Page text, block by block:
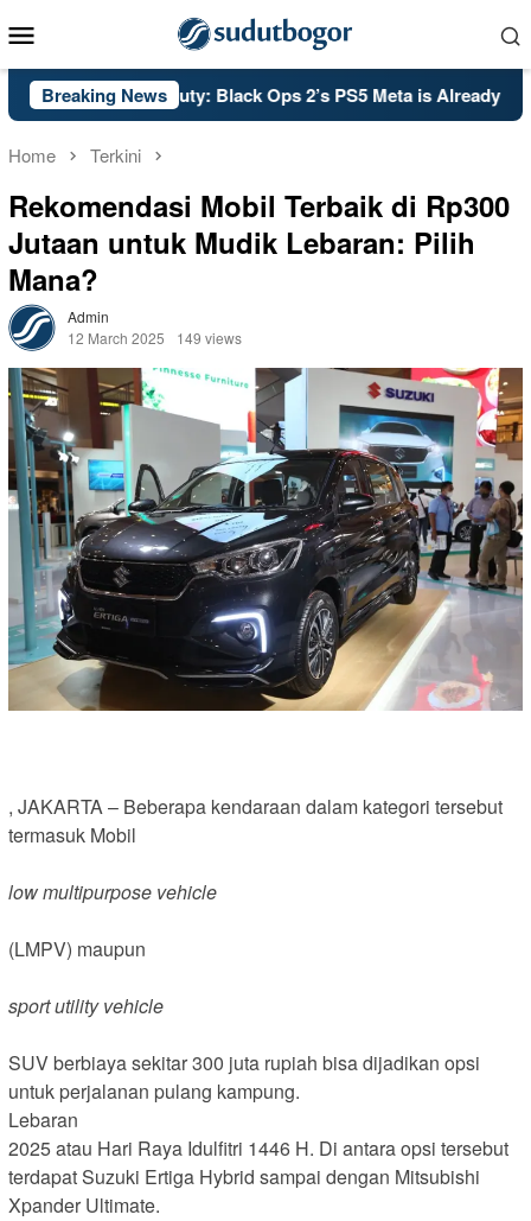
to
Menu
Breaking News
Call of Duty: Black Ops 2’s PS5 Meta is Already Set in
Home Terkini
Rekomendasi Mobil Terbaik di Rp300
Jutaan untuk Mudik Lebaran: Pilih
Mana?
Admin
12 March 2025
149 views
, JAKARTA – Beberapa kendaraan dalam kategori tersebut
termasuk Mobil
low multipurpose vehicle
(LMPV) maupun
sport utility vehicle
SUV berbiaya sekitar 300 juta rupiah bisa dijadikan opsi
untuk perjalanan pulang kampung.
Lebaran
2025 atau Hari Raya Idulfitri 1446 H. Di antara opsi tersebut
terdapat Suzuki Ertiga Hybrid sampai dengan Mitsubishi
Xpander Ultimate.